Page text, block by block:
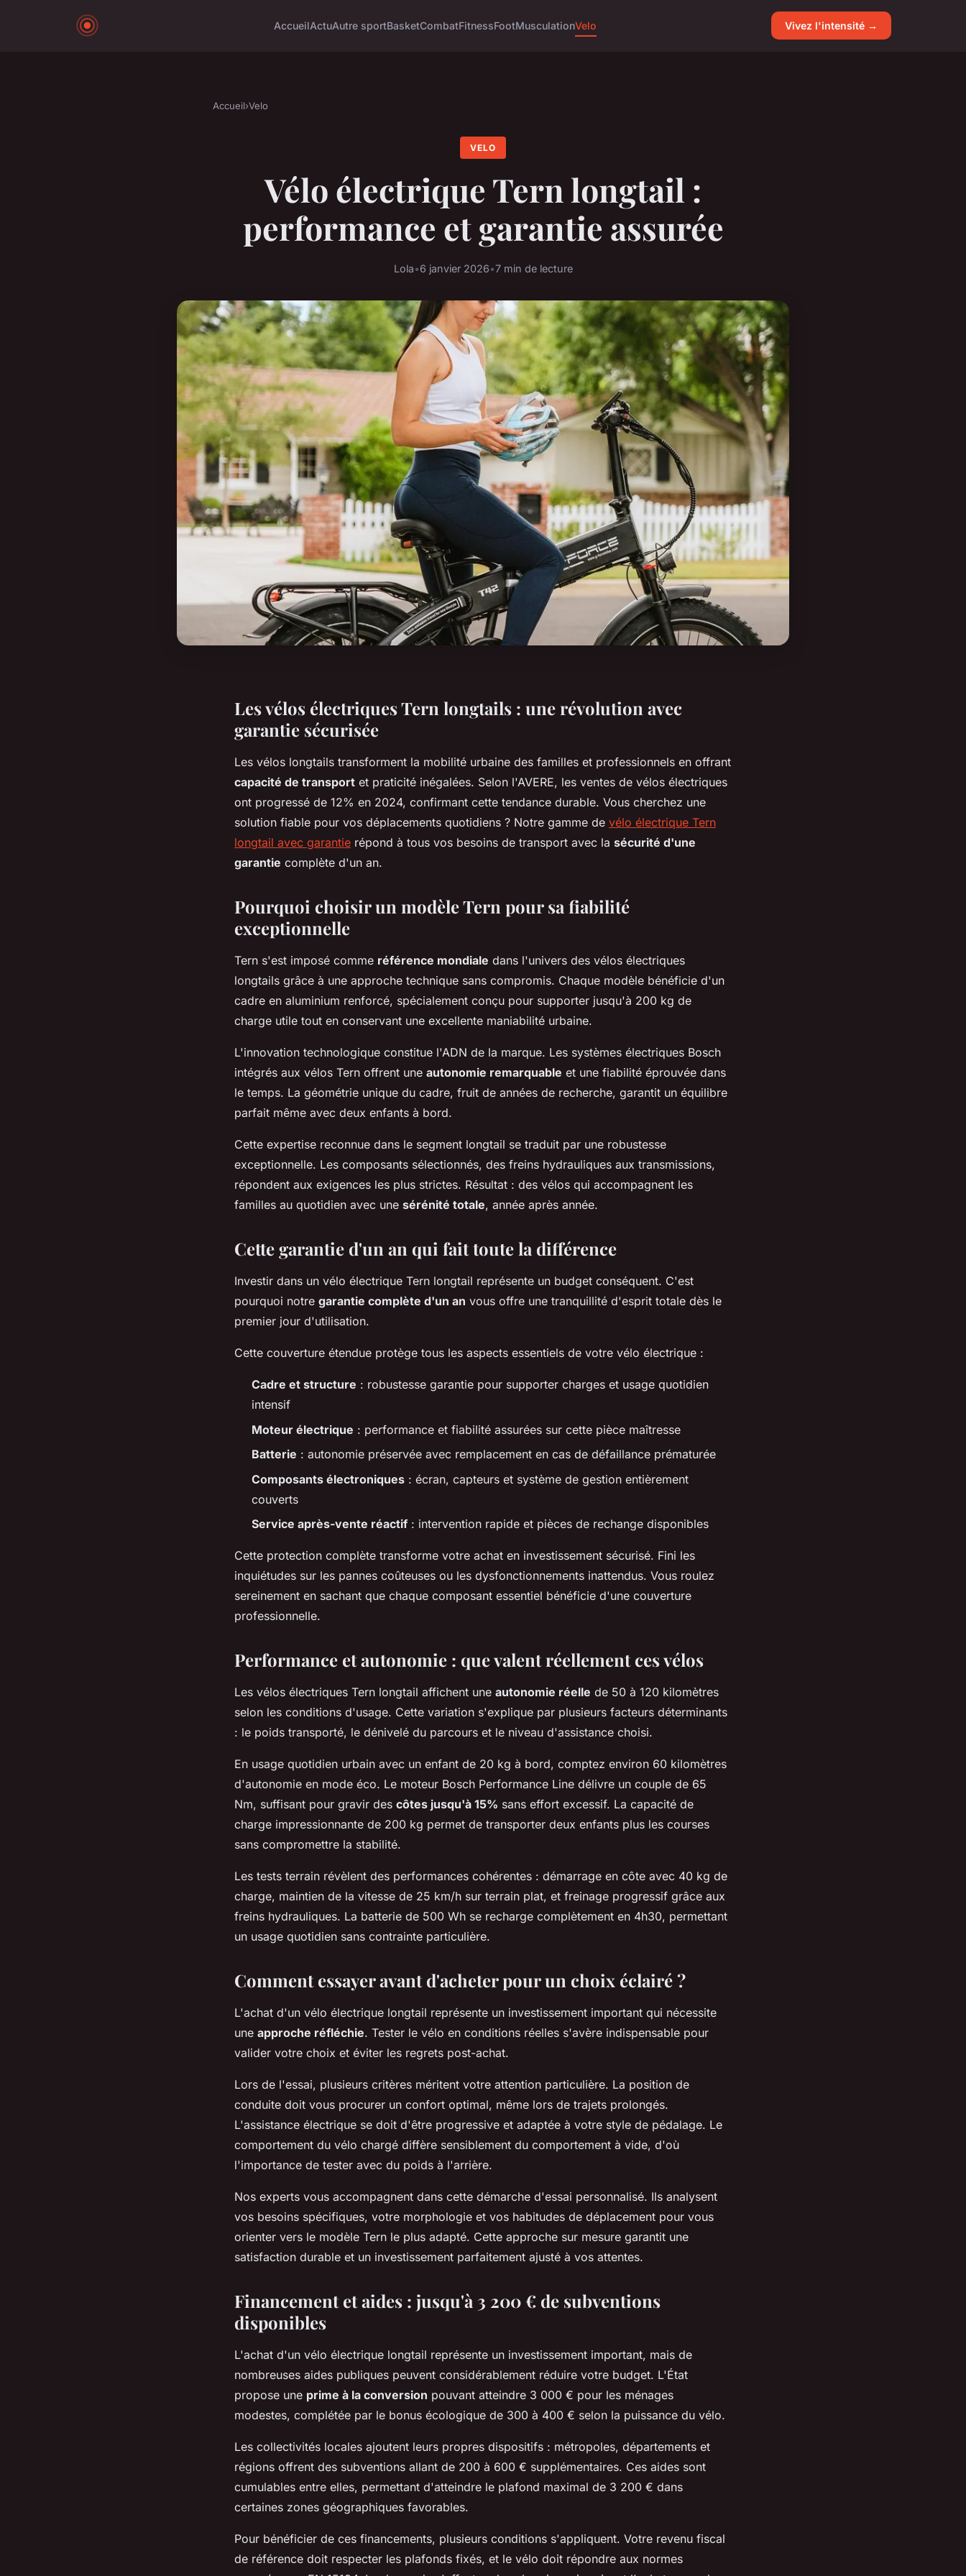
AccueilActuAutre sportBasketCombatFitnessFootMusculationVelo Vivez l'intensité →
Accueil›Velo
VELO
Vélo électrique Tern longtail :
performance et garantie assurée
Lola•6 janvier 2026•7 min de lecture
Les vélos électriques Tern longtails : une révolution avec
garantie sécurisée
Les vélos longtails transforment la mobilité urbaine des familles et professionnels en offrant
capacité de transport et praticité inégalées. Selon l'AVERE, les ventes de vélos électriques
ont progressé de 12% en 2024, confirmant cette tendance durable. Vous cherchez une
solution fiable pour vos déplacements quotidiens ? Notre gamme de vélo électrique Tern
longtail avec garantie répond à tous vos besoins de transport avec la sécurité d'une
garantie complète d'un an.
Pourquoi choisir un modèle Tern pour sa fiabilité
exceptionnelle
Tern s'est imposé comme référence mondiale dans l'univers des vélos électriques
longtails grâce à une approche technique sans compromis. Chaque modèle bénéficie d'un
cadre en aluminium renforcé, spécialement conçu pour supporter jusqu'à 200 kg de
charge utile tout en conservant une excellente maniabilité urbaine.
L'innovation technologique constitue l'ADN de la marque. Les systèmes électriques Bosch
intégrés aux vélos Tern offrent une autonomie remarquable et une fiabilité éprouvée dans
le temps. La géométrie unique du cadre, fruit de années de recherche, garantit un équilibre
parfait même avec deux enfants à bord.
Cette expertise reconnue dans le segment longtail se traduit par une robustesse
exceptionnelle. Les composants sélectionnés, des freins hydrauliques aux transmissions,
répondent aux exigences les plus strictes. Résultat : des vélos qui accompagnent les
familles au quotidien avec une sérénité totale, année après année.
Cette garantie d'un an qui fait toute la différence
Investir dans un vélo électrique Tern longtail représente un budget conséquent. C'est
pourquoi notre garantie complète d'un an vous offre une tranquillité d'esprit totale dès le
premier jour d'utilisation.
Cette couverture étendue protège tous les aspects essentiels de votre vélo électrique :
Cadre et structure : robustesse garantie pour supporter charges et usage quotidien
intensif
Moteur électrique : performance et fiabilité assurées sur cette pièce maîtresse
Batterie : autonomie préservée avec remplacement en cas de défaillance prématurée
Composants électroniques : écran, capteurs et système de gestion entièrement
couverts
Service après-vente réactif : intervention rapide et pièces de rechange disponibles
Cette protection complète transforme votre achat en investissement sécurisé. Fini les
inquiétudes sur les pannes coûteuses ou les dysfonctionnements inattendus. Vous roulez
sereinement en sachant que chaque composant essentiel bénéficie d'une couverture
professionnelle.
Performance et autonomie : que valent réellement ces vélos
Les vélos électriques Tern longtail affichent une autonomie réelle de 50 à 120 kilomètres
selon les conditions d'usage. Cette variation s'explique par plusieurs facteurs déterminants
: le poids transporté, le dénivelé du parcours et le niveau d'assistance choisi.
En usage quotidien urbain avec un enfant de 20 kg à bord, comptez environ 60 kilomètres
d'autonomie en mode éco. Le moteur Bosch Performance Line délivre un couple de 65
Nm, suffisant pour gravir des côtes jusqu'à 15% sans effort excessif. La capacité de
charge impressionnante de 200 kg permet de transporter deux enfants plus les courses
sans compromettre la stabilité.
Les tests terrain révèlent des performances cohérentes : démarrage en côte avec 40 kg de
charge, maintien de la vitesse de 25 km/h sur terrain plat, et freinage progressif grâce aux
freins hydrauliques. La batterie de 500 Wh se recharge complètement en 4h30, permettant
un usage quotidien sans contrainte particulière.
Comment essayer avant d'acheter pour un choix éclairé ?
L'achat d'un vélo électrique longtail représente un investissement important qui nécessite
une approche réfléchie. Tester le vélo en conditions réelles s'avère indispensable pour
valider votre choix et éviter les regrets post-achat.
Lors de l'essai, plusieurs critères méritent votre attention particulière. La position de
conduite doit vous procurer un confort optimal, même lors de trajets prolongés.
L'assistance électrique se doit d'être progressive et adaptée à votre style de pédalage. Le
comportement du vélo chargé diffère sensiblement du comportement à vide, d'où
l'importance de tester avec du poids à l'arrière.
Nos experts vous accompagnent dans cette démarche d'essai personnalisé. Ils analysent
vos besoins spécifiques, votre morphologie et vos habitudes de déplacement pour vous
orienter vers le modèle Tern le plus adapté. Cette approche sur mesure garantit une
satisfaction durable et un investissement parfaitement ajusté à vos attentes.
Financement et aides : jusqu'à 3 200 € de subventions
disponibles
L'achat d'un vélo électrique longtail représente un investissement important, mais de
nombreuses aides publiques peuvent considérablement réduire votre budget. L'État
propose une prime à la conversion pouvant atteindre 3 000 € pour les ménages
modestes, complétée par le bonus écologique de 300 à 400 € selon la puissance du vélo.
Les collectivités locales ajoutent leurs propres dispositifs : métropoles, départements et
régions offrent des subventions allant de 200 à 600 € supplémentaires. Ces aides sont
cumulables entre elles, permettant d'atteindre le plafond maximal de 3 200 € dans
certaines zones géographiques favorables.
Pour bénéficier de ces financements, plusieurs conditions s'appliquent. Votre revenu fiscal
de référence doit respecter les plafonds fixés, et le vélo doit répondre aux normes